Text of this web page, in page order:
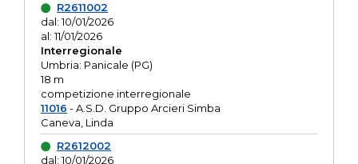
R2611002
dal: 10/01/2026
al: 11/01/2026
Interregionale
Umbria: Panicale (PG)
18 m
competizione interregionale
11016 - A.S.D. Gruppo Arcieri Simba
Caneva, Linda
R2612002
dal: 10/01/2026